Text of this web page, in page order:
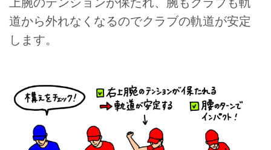
上腕のテンションが保たれ、腕もクラブも軌
道から外れなくなるのでクラブの軌道が安定
します。